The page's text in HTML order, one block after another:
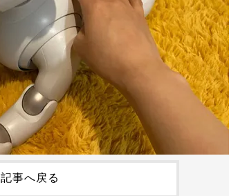
記事へ戻る